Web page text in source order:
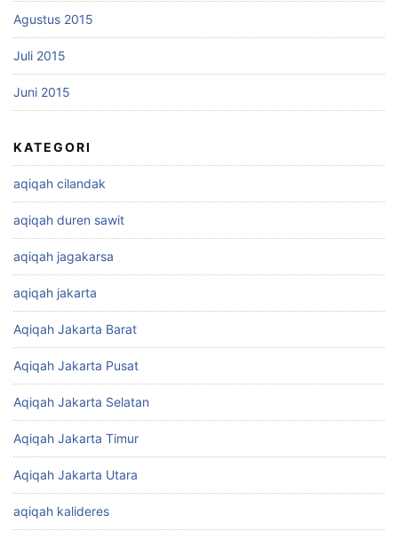
Agustus 2015
Juli 2015
Juni 2015
KATEGORI
aqiqah cilandak
aqiqah duren sawit
aqiqah jagakarsa
aqiqah jakarta
Aqiqah Jakarta Barat
Aqiqah Jakarta Pusat
Aqiqah Jakarta Selatan
Aqiqah Jakarta Timur
Aqiqah Jakarta Utara
aqiqah kalideres